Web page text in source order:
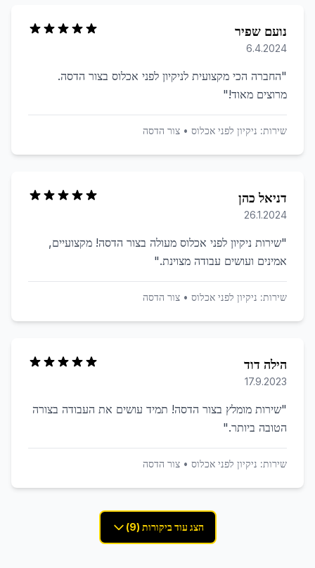
נועם שפיר
6.4.2024
"החברה הכי מקצועית לניקיון לפני אכלוס בצור הדסה.
מרוצים מאוד!"
שירות: ניקיון לפני אכלוס • צור הדסה
דניאל כהן
26.1.2024
"שירות ניקיון לפני אכלוס מעולה בצור הדסה! מקצועיים,
אמינים ועושים עבודה מצוינת."
שירות: ניקיון לפני אכלוס • צור הדסה
הילה דוד
17.9.2023
"שירות מומלץ בצור הדסה! תמיד עושים את העבודה בצורה
הטובה ביותר."
שירות: ניקיון לפני אכלוס • צור הדסה
הצג עוד ביקורות (9)